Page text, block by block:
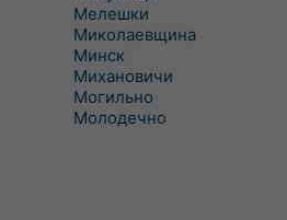
Мелешки
Миколаевщина
Минск
Михановичи
Могильно
Молодечно